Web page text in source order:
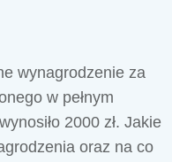
wynagrodzenie za
w pełnym
2000 zł. Jakie
oraz na co